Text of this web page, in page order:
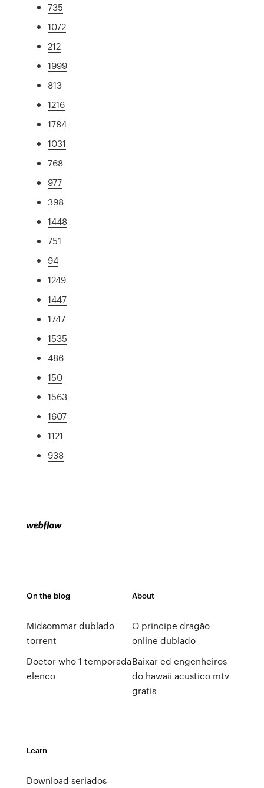
735
1072
212
1999
813
1216
1784
1031
768
977
398
1448
751
94
1249
1447
1747
1535
486
150
1563
1607
1121
938
On the blog
Midsommar dublado
torrent
Doctor who 1 temporada
elenco
About
O principe dragão
online dublado
Baixar cd engenheiros
do hawaii acustico mtv
gratis
Learn
Download seriados